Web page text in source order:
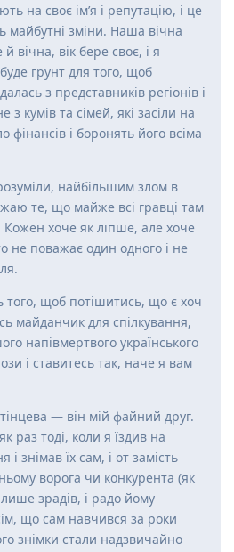
на своє ім’я і репутацію, і це
майбутні зміни. Наша вічна
вічна, вік бере своє, і я
грунт для того, щоб
з представників регіонів і
з кумів та сімей, які засіли на
фінансів і боронять його всіма
найбільшим злом в
те, що майже всі гравці там
хоче як ліпше, але хоче
не поважає один одного і не
того, щоб потішитись, що є хоч
майданчик для спілкування,
напівмертвого українського
і ставитесь так, наче я вам
— він мій файний друг.
раз тоді, коли я їздив на
і знімав їх сам, і от замість
ворога чи конкурента (як
зрадів, і радо йому
що сам навчився за роки
знімки стали надзвичайно